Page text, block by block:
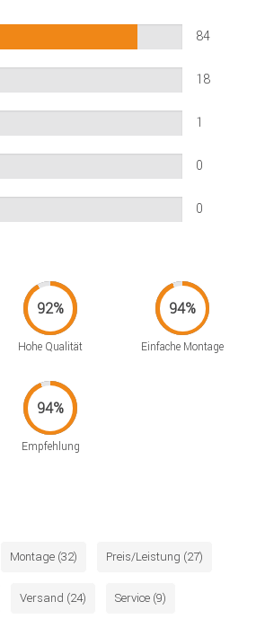
84
18
1
0
0
Hohe Qualität Einfache Montage
Empfehlung
Montage (32) Preis/Leistung (27)
Versand (24) Service (9)